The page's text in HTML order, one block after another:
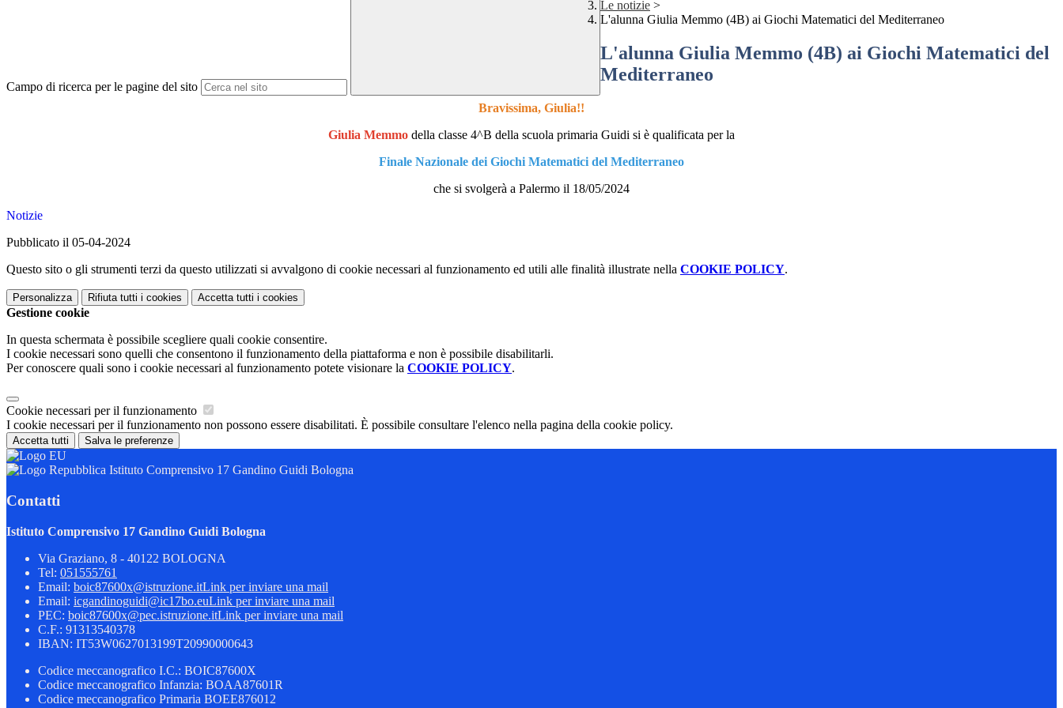
Campo di ricerca per le pagine del sito
Le notizie >
L'alunna Giulia Memmo (4B) ai Giochi Matematici del Mediterraneo
L'alunna Giulia Memmo (4B) ai Giochi Matematici del
Mediterraneo
Bravissima, Giulia!!
Giulia Memmo della classe 4^B della scuola primaria Guidi si è qualificata per la
Finale Nazionale dei Giochi Matematici del Mediterraneo
che si svolgerà a Palermo il 18/05/2024
Notizie
Pubblicato il 05-04-2024
Questo sito o gli strumenti terzi da questo utilizzati si avvalgono di cookie necessari al funzionamento ed utili alle finalità illustrate nella COOKIE POLICY.
Personalizza Rifiuta tutti i cookies Accetta tutti i cookies
Gestione cookie
In questa schermata è possibile scegliere quali cookie consentire.
I cookie necessari sono quelli che consentono il funzionamento della piattaforma e non è possibile disabilitarli.
Per conoscere quali sono i cookie necessari al funzionamento potete visionare la COOKIE POLICY.
Cookie necessari per il funzionamento
I cookie necessari per il funzionamento non possono essere disabilitati. È possibile consultare l'elenco nella pagina della cookie policy.
Accetta tutti Salva le preferenze
Istituto Comprensivo 17 Gandino Guidi Bologna
Contatti
Istituto Comprensivo 17 Gandino Guidi Bologna
Via Graziano, 8 - 40122 BOLOGNA
Tel: 051555761
Email: boic87600x@istruzione.itLink per inviare una mail
Email: icgandinoguidi@ic17bo.euLink per inviare una mail
PEC: boic87600x@pec.istruzione.itLink per inviare una mail
C.F.: 91313540378
IBAN: IT53W0627013199T20990000643
Codice meccanografico I.C.: BOIC87600X
Codice meccanografico Infanzia: BOAA87601R
Codice meccanografico Primaria BOEE876012